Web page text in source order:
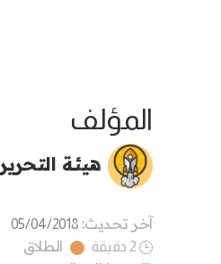
المؤلف
هيئة التحرير
آخر تحديث: 05/04/2018
2 دقيقة
الطلاق